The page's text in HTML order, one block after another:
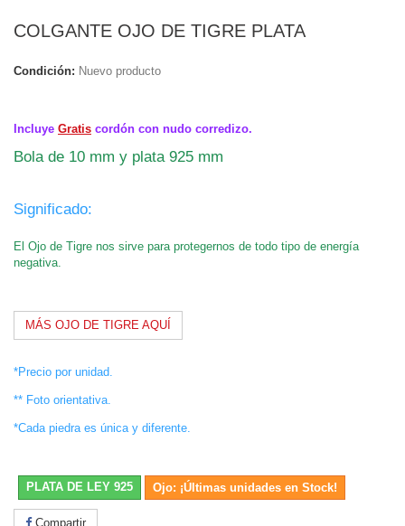
COLGANTE OJO DE TIGRE PLATA
Condición: Nuevo producto
Incluye Gratis cordón con nudo corredizo.
Bola de 10 mm y plata 925 mm
Significado:
El Ojo de Tigre nos sirve para protegernos de todo tipo de energía
negativa.
MÁS OJO DE TIGRE AQUÍ
*Precio por unidad.
** Foto orientativa.
*Cada piedra es única y diferente.
PLATA DE LEY 925 Ojo: ¡Últimas unidades en Stock!
Compartir